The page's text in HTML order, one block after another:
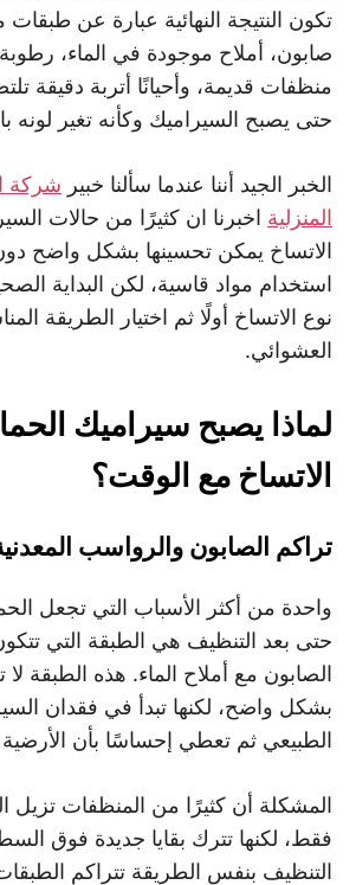
تكون النتيجة النهائية عبارة عن طبقات
صابون، أملاح موجودة في الماء،
منظفات قديمة، وأحيانًا أتربة دقيقة
حتى يصبح السيراميك وكأنه تغير لونه
الخبر الجيد أننا عندما سألنا خبير شركة
المنزلية اخبرنا ان كثيرًا من حالات
الاتساخ يمكن تحسينها بشكل واضح دون
استخدام مواد قاسية، لكن البداية
نوع الاتساخ أولًا ثم اختيار الطريقة
العشوائي.
لماذا يصبح سيراميك
الاتساخ مع الوقت؟
تراكم الصابون والرواسب
واحدة من أكثر الأسباب التي تجعل
حتى بعد التنظيف هي الطبقة التي
الصابون مع أملاح الماء. هذه الطبقة لا
بشكل واضح، لكنها تبدأ في فقدان
الطبيعي ثم تعطي إحساسًا بأن الأرضية
المشكلة أن كثيرًا من المنظفات تزيل
فقط، لكنها تترك بقايا جديدة فوق
التنظيف بنفس الطريقة تتراكم